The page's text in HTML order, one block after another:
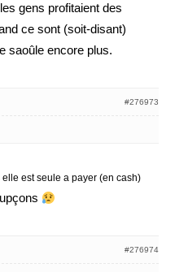
gens profitaient des
ce sont (soit-disant)
saoûle encore plus.
#276973
est seule a payer (en cash)
#276974